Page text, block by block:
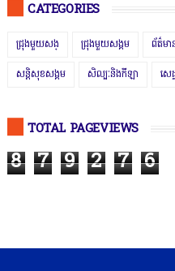
CATEGORIES
ជ្រុងមួយសង្ ជ្រុងមួយសង្គម ព័ត៌មា
សន្តិសុខសង្គម សិល្បៈនិងកីឡា សេដ្
TOTAL PAGEVIEWS
8 7 9 2 7 6